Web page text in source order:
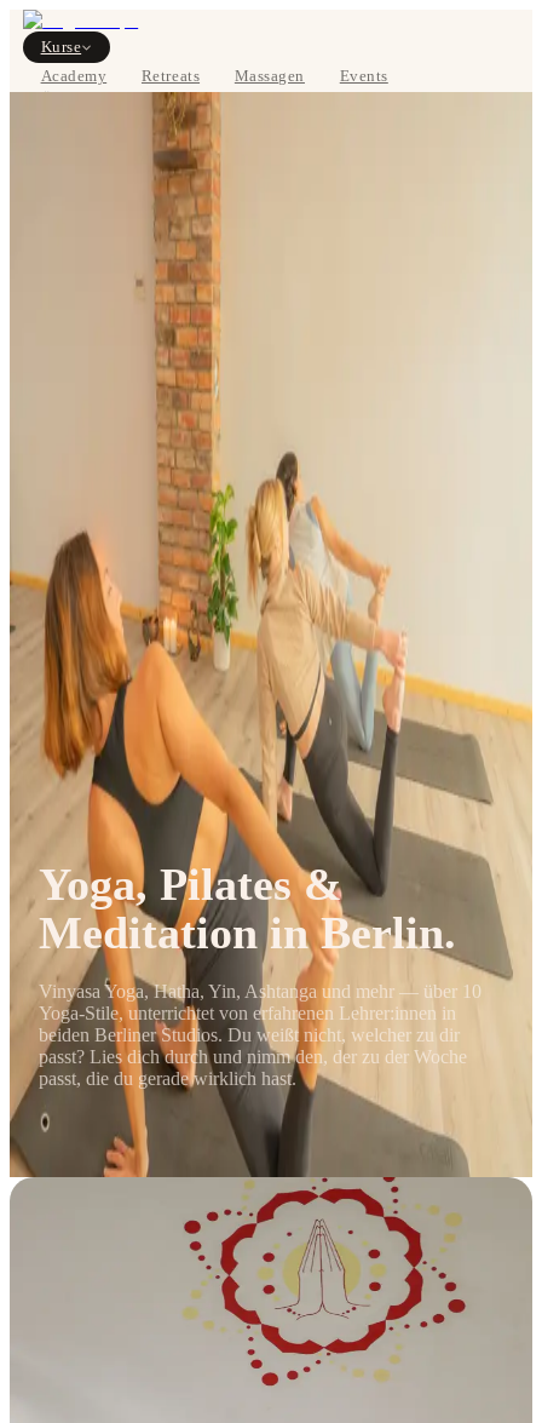
Kurse
Academy
Retreats Massagen
Events
STUNDENPLAN ANSEHEN
Studios
Journal
Gutscheine
Yoga, Pilates &
Meditation in Berlin.
Vinyasa Yoga, Hatha, Yin, Ashtanga und mehr — über 10
Yoga-Stile, unterrichtet von erfahrenen Lehrer:innen in
beiden Berliner Studios. Du weißt nicht, welcher zu dir
passt? Lies dich durch und nimm den, der zu der Woche
passt, die du gerade wirklich hast.